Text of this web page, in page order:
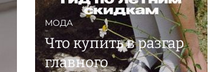
МОДА
Что купить в разгар
главного